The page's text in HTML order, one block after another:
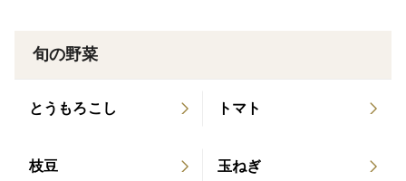
べて手作業で行い、クラフト料理を仕込むようにひとつ
る香り、深い味わいが生まれます。
現すほど。大地の恵みをしっかり感じながら掘り出した
旬の野菜
とうもろこし トマト
枝豆 玉ねぎ